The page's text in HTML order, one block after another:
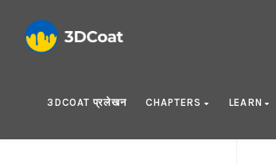
3DCOAT प्रलेखन CHAPTERS LEARN